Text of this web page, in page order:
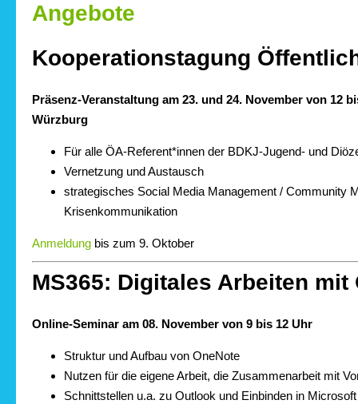
Angebote
Kooperationstagung
Präsenz-Veranstaltung am 23. und 24. November von 12
Würzburg
Für alle ÖA-Referent*innen der BDKJ-Jugend- und
Vernetzung und Austausch
strategisches Social Media Management / Community
Krisenkommunikation
Anmeldung bis zum 9. Oktober
MS365: Digitales Arbeiten mit
Online-Seminar am 08. November von 9 bis 12 Uhr
Struktur und Aufbau von OneNote
Nutzen für die eigene Arbeit, die Zusammenarbeit mit
Schnittstellen u.a. zu Outlook und Einbinden in